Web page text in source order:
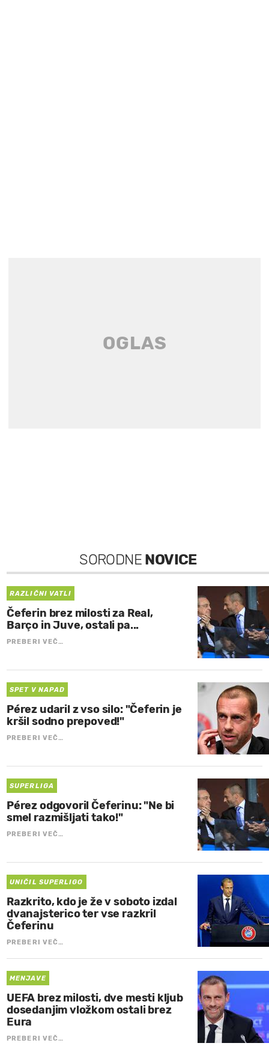
SORODNE NOVICE
RAZLIČNI VATLI
Čeferin brez milosti za Real,
Barço in Juve, ostali pa...
PREBERI VEČ…
SPET V NAPAD
Pérez udaril z vso silo: "Čeferin je
kršil sodno prepoved!"
PREBERI VEČ…
SUPERLIGA
Pérez odgovoril Čeferinu: "Ne bi
smel razmišljati tako!"
PREBERI VEČ…
UNIČIL SUPERLIGO
Razkrito, kdo je že v soboto izdal
dvanajsterico ter vse razkril
Čeferinu
PREBERI VEČ…
MENJAVE
UEFA brez milosti, dve mesti kljub
dosedanjim vložkom ostali brez
Eura
PREBERI VEČ…